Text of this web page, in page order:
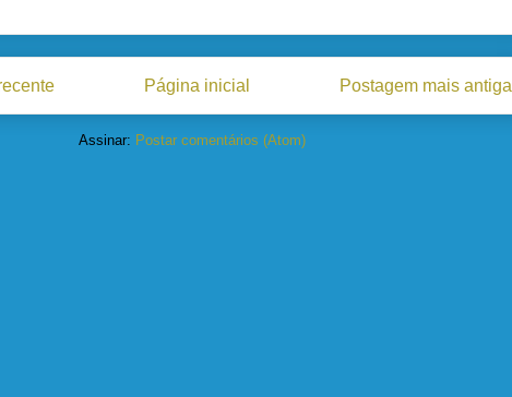
Postagem mais antiga
Página inicial
Assinar: Postar comentários (Atom)